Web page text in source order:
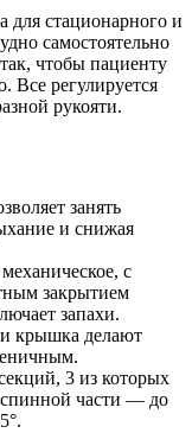
для стационарного и
самостоятельно
чтобы пациенту
регулируется
рукояти.
занять
и снижая
с
закрытием
запахи.
крышка делают
3 из которых
части — до